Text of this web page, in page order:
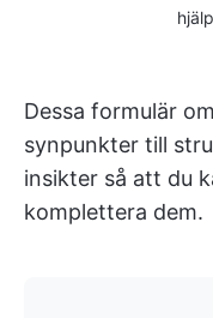
Dessa formulär
synpunkter till
insikter så att du
komplettera dem.